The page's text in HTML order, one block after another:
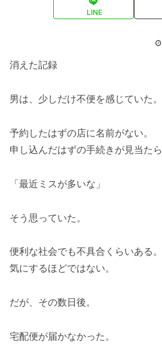
LINE
消えた記録
男は、少しだけ不便を感じていた。
予約したはずの店に名前がない。
申し込んだはずの手続きが見当たら
「最近ミスが多いな」
そう思っていた。
便利な社会でも不具合くらいある。
気にするほどではない。
だが、その数日後。
宅配便が届かなかった。